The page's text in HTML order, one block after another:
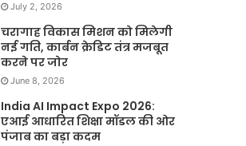
July 2, 2026
चरागाह विकास मिशन को मिलेगी
नई गति, कार्बन क्रेडिट तंत्र मजबूत
करने पर जोर
June 8, 2026
India AI Impact Expo 2026:
एआई आधारित शिक्षा मॉडल की ओर
पंजाब का बड़ा कदम